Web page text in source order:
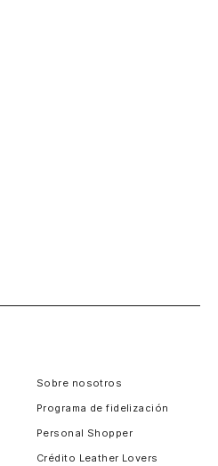
Sobre nosotros
Programa de fidelización
Personal Shopper
Crédito Leather Lovers